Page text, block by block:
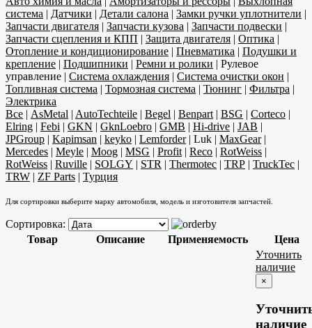
система | Датчики | Детали салона | Замки ручки уплотнители |
Запчасти двигателя | Запчасти кузова | Запчасти подвески |
Запчасти сцепления и КПП | Защита двигателя | Оптика |
Отопление и кондиционирование | Пневматика | Подушки и
крепление | Подшипники | Ремни и ролики | Рулевое
управление | Система охлаждения | Система очистки окон |
Топливная система | Тормозная система | Тюнинг | Фильтра |
Электрика
Все | AsMetal | AutoTechteile | Begel | Benpart | BSG | Corteco |
Elring | Febi | GKN | GknLoebro | GMB | Hi-drive | JAB |
JPGroup | Kapimsan | keyko | Lemforder| Luk | MaxGear|
Mercedes | Meyle | Moog | MSG | Profit | Reco | RotWeiss |
RotWeiss | Ruville | SOLGY | STR | Thermotec | TRP | TruckTec |
TRW | ZF Parts | Турция
Для сортировки выберите марку автомобиля, модель и изготовителя запчастей.
Сортировка:
Товар
Описание Применяемость Цена
Уточнить
наличие
×
наличие